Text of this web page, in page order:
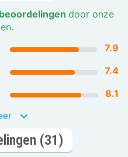
door onze
7.9
7.4
8.1
(31)